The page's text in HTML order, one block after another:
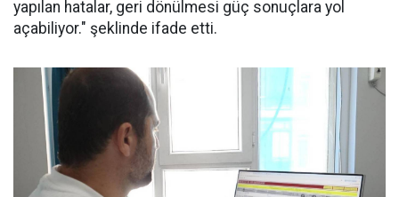
yapılan hatalar, geri dönülmesi güç sonuçlara yol
açabiliyor." şeklinde ifade etti.